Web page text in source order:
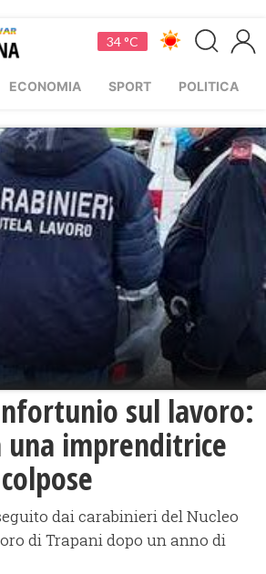
34 °C
ECONOMIA SPORT POLITICA
sul lavoro:
una imprenditrice
dai carabinieri del Nucleo
di Trapani dopo un anno di